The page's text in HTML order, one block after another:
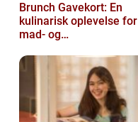
Brunch Gavekort: En
kulinarisk oplevelse for
mad- og